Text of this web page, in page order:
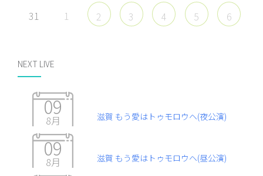
31 1 2 3 4 5 6
NEXT LIVE
09
8月 滋賀 もう愛はトゥモロウヘ(夜公演)
09
8月 滋賀 もう愛はトゥモロウヘ(昼公演)